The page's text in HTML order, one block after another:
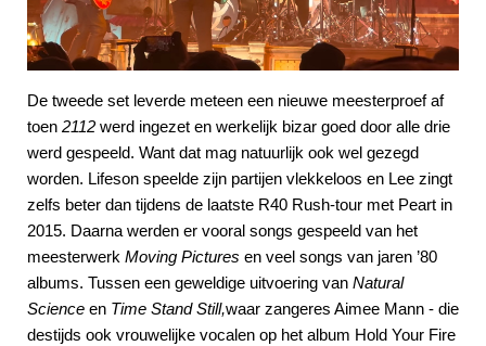
De tweede set leverde meteen een nieuwe meesterproef af
toen 2112 werd ingezet en werkelijk bizar goed door alle drie
werd gespeeld. Want dat mag natuurlijk ook wel gezegd
worden. Lifeson speelde zijn partijen vlekkeloos en Lee zingt
zelfs beter dan tijdens de laatste R40 Rush-tour met Peart in
2015. Daarna werden er vooral songs gespeeld van het
meesterwerk Moving Pictures en veel songs van jaren ’80
albums. Tussen een geweldige uitvoering van Natural
Science en Time Stand Still,waar zangeres Aimee Mann - die
destijds ook vrouwelijke vocalen op het album Hold Your Fire